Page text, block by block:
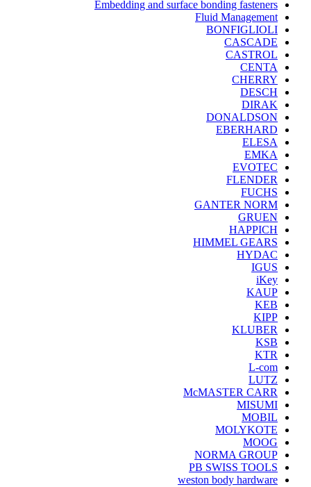
Embedding and surface bonding fasteners
Fluid Management
BONFIGLIOLI
CASCADE
CASTROL
CENTA
CHERRY
DESCH
DIRAK
DONALDSON
EBERHARD
ELESA
EMKA
EVOTEC
FLENDER
FUCHS
GANTER NORM
GRUEN
HAPPICH
HIMMEL GEARS
HYDAC
IGUS
iKey
KAUP
KEB
KIPP
KLUBER
KSB
KTR
L-com
LUTZ
McMASTER CARR
MISUMI
MOBIL
MOLYKOTE
MOOG
NORMA GROUP
PB SWISS TOOLS
weston body hardware